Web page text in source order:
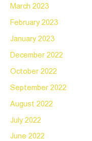
March 2023
February 2023
January 2023
December 2022
October 2022
September 2022
August 2022
July 2022
June 2022